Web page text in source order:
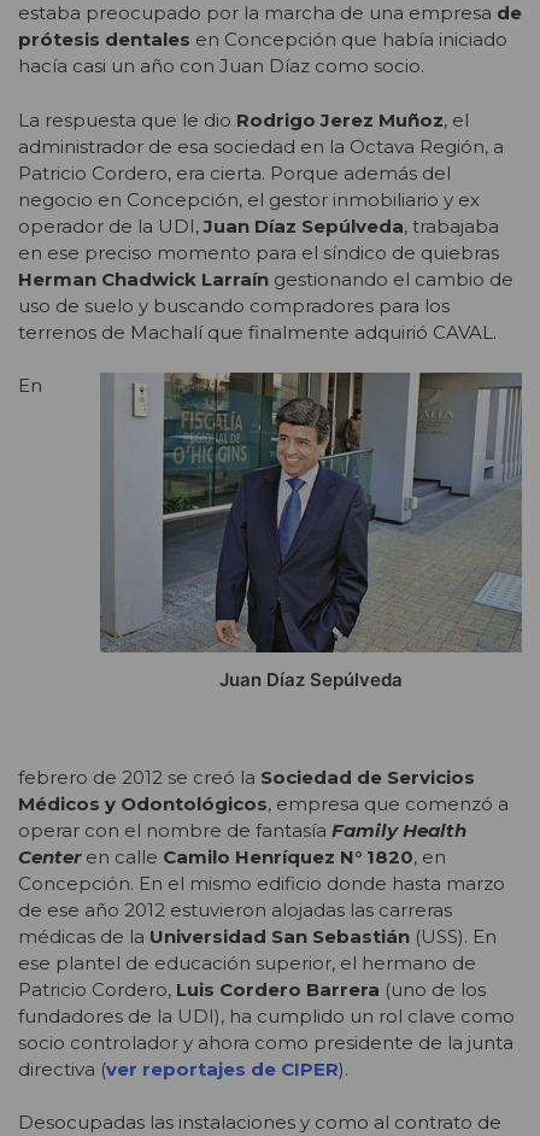
estaba preocupado por la marcha de una empresa de
prótesis dentales en Concepción que había iniciado
hacía casi un año con Juan Díaz como socio.
La respuesta que le dio Rodrigo Jerez Muñoz, el
administrador de esa sociedad en la Octava Región, a
Patricio Cordero, era cierta. Porque además del
negocio en Concepción, el gestor inmobiliario y ex
operador de la UDI,Juan Díaz Sepúlveda, trabajaba
en ese preciso momento para el síndico de quiebras
Herman Chadwick Larraín gestionando el cambio de
uso de suelo y buscando compradores para los
terrenos de Machalí que finalmente adquirió CAVAL.
Juan Díaz Sepúlveda
En
febrero de 2012 se creó la Sociedad de Servicios
Médicos y Odontológicos, empresa que comenzó a
operar con el nombre de fantasía Family Health
Centeren calle Camilo Henríquez N° 1820, en
Concepción. En el mismo edificio donde hasta marzo
de ese año 2012 estuvieron alojadas las carreras
médicas de la Universidad San Sebastián (USS). En
ese plantel de educación superior, el hermano de
Patricio Cordero, Luis Cordero Barrera (uno de los
fundadores de la UDI), ha cumplido un rol clave como
socio controlador y ahora como presidente de la junta
directiva (ver reportajes de CIPER).
Desocupadas las instalaciones y como al contrato de